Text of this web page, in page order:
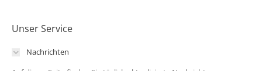
Unser Service
Nachrichten